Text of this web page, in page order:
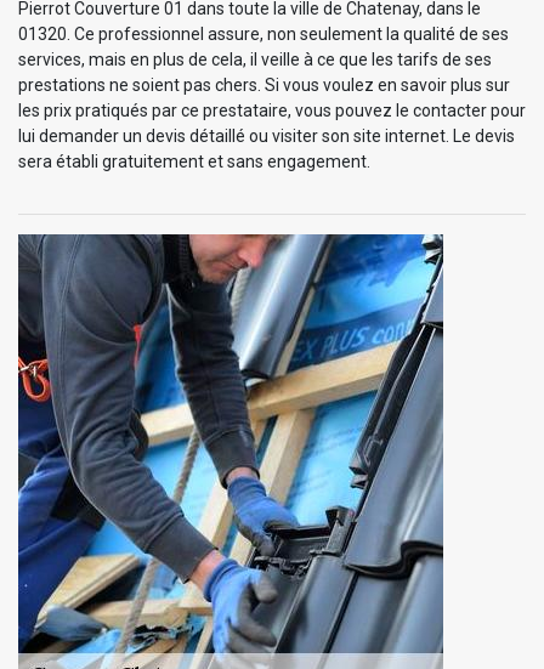
Pierrot Couverture 01 dans toute la ville de Chatenay, dans le
01320. Ce professionnel assure, non seulement la qualité de ses
services, mais en plus de cela, il veille à ce que les tarifs de ses
prestations ne soient pas chers. Si vous voulez en savoir plus sur
les prix pratiqués par ce prestataire, vous pouvez le contacter pour
lui demander un devis détaillé ou visiter son site internet. Le devis
sera établi gratuitement et sans engagement.